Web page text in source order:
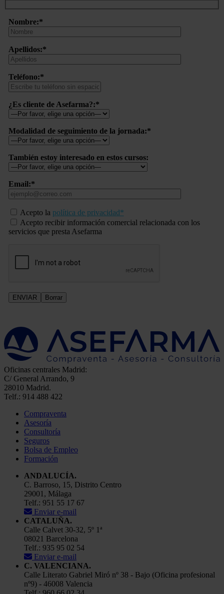
Nombre:*
Apellidos:*
Teléfono:*
¿Es cliente de Asefarma?:*
Modalidad de seguimiento de la jornada:*
También estoy interesado en estos cursos:
Email:*
Acepto la política de privacidad*
Acepto recibir información comercial relacionada con los
servicios que presta Asefarma
Oficinas centrales Madrid:
C/ General Arrando, 9
28010 Madrid.
Telf.: 914 488 422
Compraventa
Asesoría
Consultoría
Seguros
Bolsa de Empleo
Formación
ANDALUCÍA.
C. Barroso, 15, Distrito Centro
29001, Málaga
Telf.: 951 55 17 67
Enviar e-mail
CATALUÑA.
Calle Calvet 30-32, 5º 1ª
08021 Barcelona
Telf.: 935 95 02 54
Enviar e-mail
C. VALENCIANA.
Calle Literato Gabriel Miró nº 38 - Bajo (Oficina profesional
nº9) - 46008 Valencia